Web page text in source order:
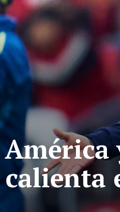
América
calienta